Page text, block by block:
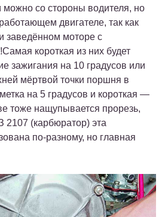
можно со стороны водителя, но
двигателе, так как
заведённом моторе с
короткая из них будет
зажигания на 10 градусов или
мёртвой точки поршня в
на 5 градусов и короткая —
тоже нащупывается прорезь,
(карбюратор) эта
по-разному, но главная